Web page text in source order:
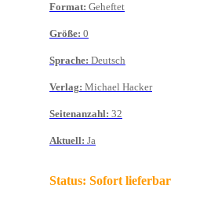
Format: Geheftet
Größe: 0
Sprache: Deutsch
Verlag: Michael Hacker
Seitenanzahl: 32
Aktuell: Ja
Status: Sofort lieferbar